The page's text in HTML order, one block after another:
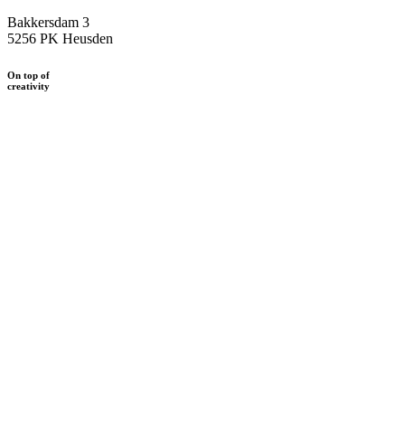
Bakkersdam 3
5256 PK Heusden
On top of
creativity